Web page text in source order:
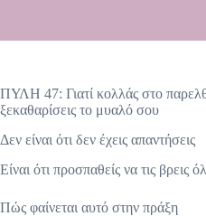
ΠΥΛΗ 47: Γιατί κολλάς στο
ξεκαθαρίσεις το μυαλό σου
Δεν είναι ότι δεν έχεις απαντήσεις
Είναι ότι προσπαθείς να τις βρεις
Πώς φαίνεται αυτό στην πράξη